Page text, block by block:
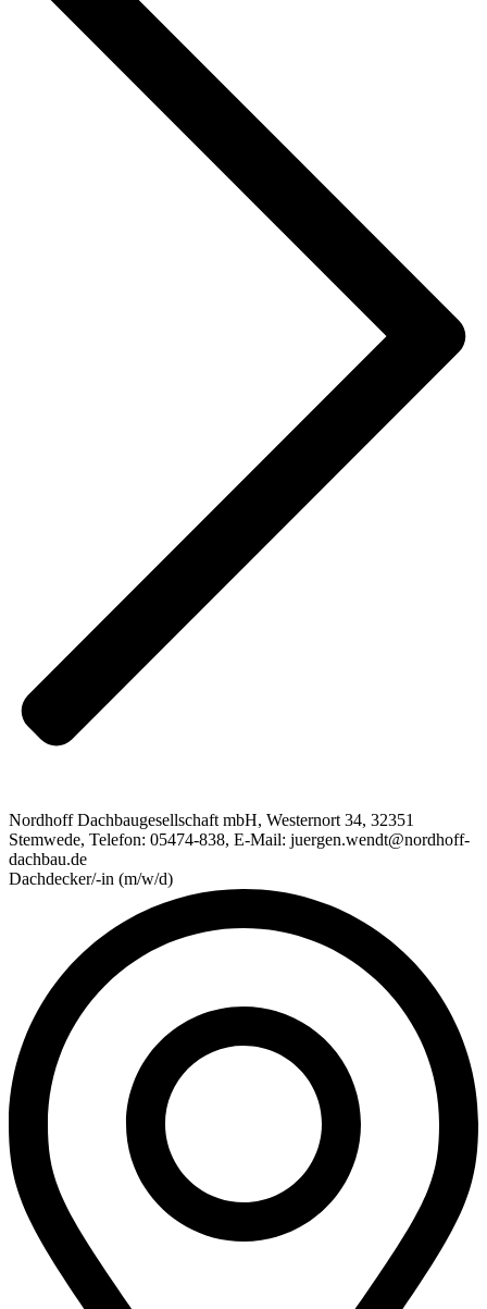
Nordhoff Dachbaugesellschaft mbH, Westernort 34, 32351
Stemwede, Telefon: 05474-838, E-Mail: juergen.wendt@nordhoff-
dachbau.de
Dachdecker/-in (m/w/d)